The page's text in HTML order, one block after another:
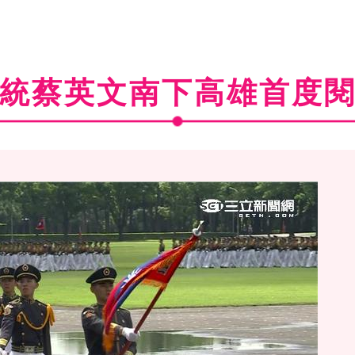
蔡英文南下高雄首度